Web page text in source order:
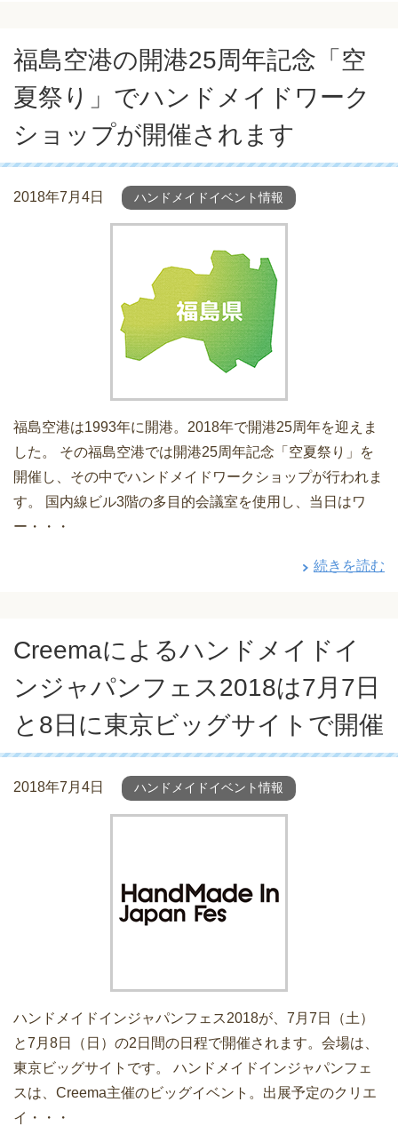
福島空港の開港25周年記念「空
夏祭り」でハンドメイドワーク
ショップが開催されます
2018年7月4日 ハンドメイドイベント情報
福島空港は1993年に開港。2018年で開港25周年を迎えま
した。 その福島空港では開港25周年記念「空夏祭り」を
開催し、その中でハンドメイドワークショップが行われま
す。 国内線ビル3階の多目的会議室を使用し、当日はワ
ー・・・
続きを読む
Creemaによるハンドメイドイ
ンジャパンフェス2018は7月7日
と8日に東京ビッグサイトで開催
2018年7月4日 ハンドメイドイベント情報
ハンドメイドインジャパンフェス2018が、7月7日（土）
と7月8日（日）の2日間の日程で開催されます。会場は、
東京ビッグサイトです。 ハンドメイドインジャパンフェ
スは、Creema主催のビッグイベント。出展予定のクリエ
イ・・・